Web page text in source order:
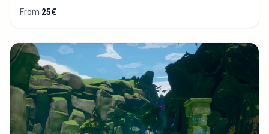
From 25€